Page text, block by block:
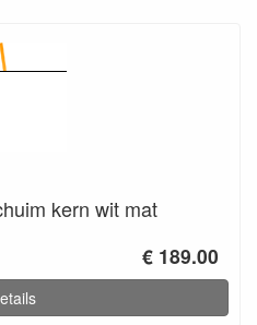
kern wit mat
€ 189.00